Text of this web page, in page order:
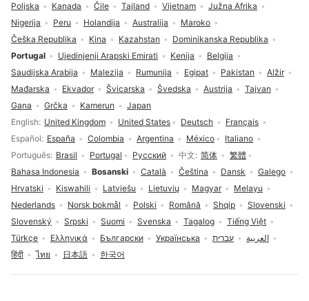
Izbor jezika
English United Kingdom United States Deutsch
Français
Español
España Colombia Argentina México
Italiano
Português Brasil Portugal Русский 中文 简体
繁體
Bahasa Indonesia
Bosanski Català Čeština Dansk
Galego
Hrvatski
Kiswahili Latviešu Lietuvių Magyar
Melayu
Nederlands
Norsk bokmål Polski Română Shqip
Slovenski
Slovenský
Srpski Suomi Svenska Tagalog
Tiếng Việt
Türkçe
Ελληνικά Български Українська עברית
العربية
हिंदी
ไทย 日本語 한국어
Poljska
Kanada Čile Tajland Vijetnam
Južna Afrika
Nigerija
Peru Holandija Australija
Maroko
Češka Republika
Kina Kazahstan
Dominikanska Republika
Portugal
Ujedinjenji Arapski Emirati Kenija
Belgija
Saudijska Arabija
Malezija Rumunija Egipat Pakistan
Alžir
Mađarska
Ekvador Švicarska Švedska Austrija
Tajvan
Gana
Grčka Kamerun Japan